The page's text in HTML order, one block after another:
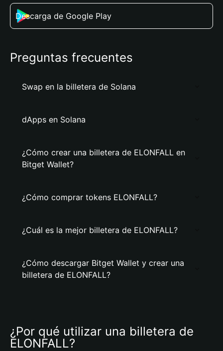
Descarga de Google Play
Preguntas frecuentes
Swap en la billetera de Solana
dApps en Solana
¿Cómo crear una billetera de ELONFALL en
Bitget Wallet?
¿Cómo comprar tokens ELONFALL?
¿Cuál es la mejor billetera de ELONFALL?
¿Cómo descargar Bitget Wallet y crear una
billetera de ELONFALL?
¿Por qué utilizar una billetera de
ELONFALL?